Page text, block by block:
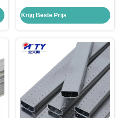
isolerend glas voor gebouwen
Krijg Beste Prijs